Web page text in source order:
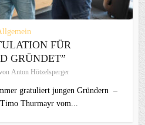
FÜR
GRÜNDET”
Anton Hötzelsperger
gratuliert jungen Gründern –
Thurmayr vom...